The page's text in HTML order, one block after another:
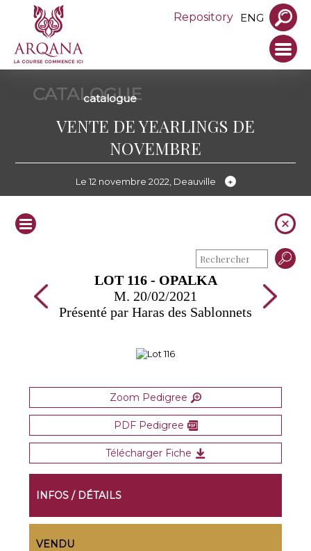
Repository ENG
CATALOGUE
catalogue
VENTE DE YEARLINGS DE
NOVEMBRE
Le 12 novembre 2022, Deauville
LOT 116 - OPALKA
M. 20/02/2021
Présenté par Haras des Sablonnets
Zoom Pedigree
PDF Pedigree
Télécharger Fiche
INFOS / DÉTAILS
VENDU